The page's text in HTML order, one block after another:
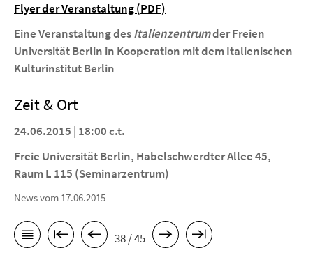
Flyer der Veranstaltung (PDF)
Eine Veranstaltung desItalienzentrumder Freien
Universität Berlin in Kooperation mit dem Italienischen
Kulturinstitut Berlin
Zeit & Ort
24.06.2015 | 18:00 c.t.
Freie Universität Berlin, Habelschwerdter Allee 45,
Raum L 115 (Seminarzentrum)
News vom 17.06.2015
38 / 45